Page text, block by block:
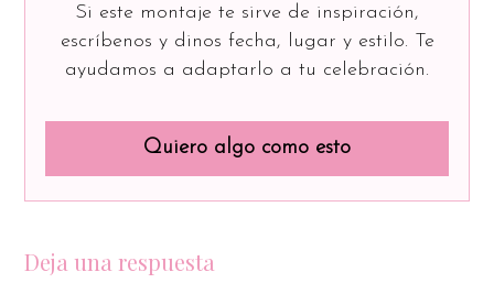
Si este montaje te sirve de inspiración,
escríbenos y dinos fecha, lugar y estilo. Te
ayudamos a adaptarlo a tu celebración.
Quiero algo como esto
Deja una respuesta